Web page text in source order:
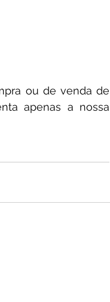
ou de venda de
apenas a nossa